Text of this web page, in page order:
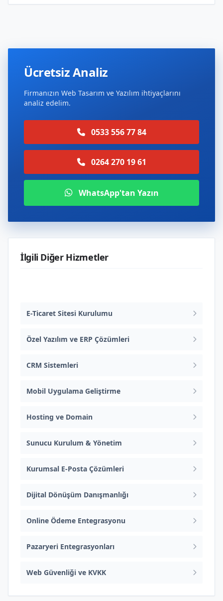
Ücretsiz Analiz
Firmanızın Web Tasarım ve Yazılım ihtiyaçlarını
analiz edelim.
0533 556 77 84
0264 270 19 61
WhatsApp'tan Yazın
İlgili Diğer Hizmetler
E-Ticaret Sitesi Kurulumu
Özel Yazılım ve ERP Çözümleri
CRM Sistemleri
Mobil Uygulama Geliştirme
Hosting ve Domain
Sunucu Kurulum & Yönetim
Kurumsal E-Posta Çözümleri
Dijital Dönüşüm Danışmanlığı
Online Ödeme Entegrasyonu
Pazaryeri Entegrasyonları
Web Güvenliği ve KVKK